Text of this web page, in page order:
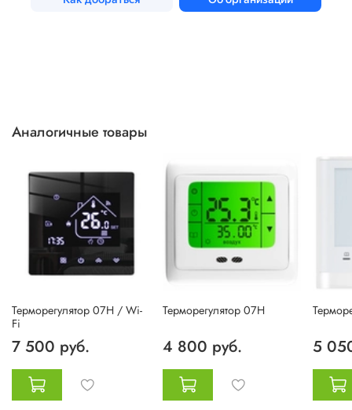
Аналогичные товары
Терморегулятор 07H / Wi-
Fi
7 500 руб.
Терморегулятор 07H
4 800 руб. 5